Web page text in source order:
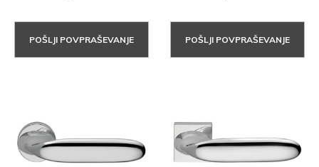
POŠLJI POVPRAŠEVANJE POŠLJI POVPRAŠEVANJE